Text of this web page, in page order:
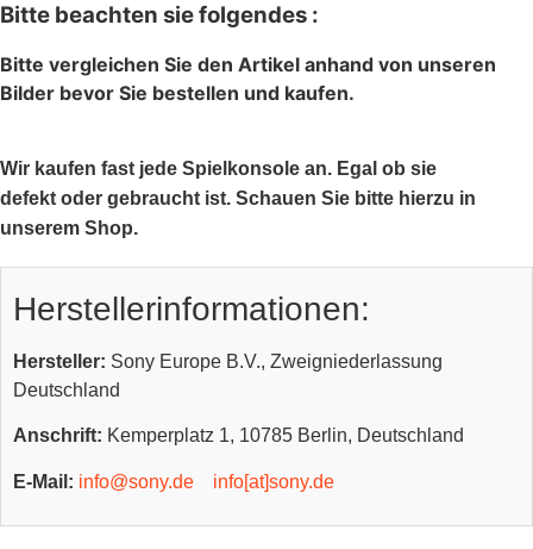
Bitte beachten sie folgendes :
Bitte vergleichen Sie den Artikel anhand von unseren
Bilder bevor Sie bestellen und kaufen.
Wir kaufen fast jede Spielkonsole an. Egal ob sie
defekt oder gebraucht ist. Schauen Sie bitte hierzu in
unserem Shop.
Herstellerinformationen:
Hersteller: Sony Europe B.V., Zweigniederlassung
Deutschland
Anschrift: Kemperplatz 1, 10785 Berlin, Deutschland
E-Mail: info@sony.de info[at]sony.de